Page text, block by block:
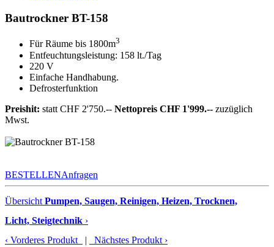
Bautrockner BT-158
Für Räume bis 1800m3
Entfeuchtungsleistung: 158 lt./Tag
220 V
Einfache Handhabung.
Defrosterfunktion
Preishit: statt CHF 2'750.-- Nettopreis CHF 1'999.-- zuzüglich
Mwst.
BESTELLENAnfragen
Übersicht Pumpen, Saugen, Reinigen, Heizen, Trocknen,
Licht, Steigtechnik ›
‹ Vorderes Produkt | Nächstes Produkt ›